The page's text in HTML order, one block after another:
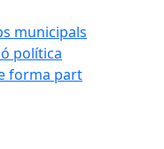
municipals
política
forma part